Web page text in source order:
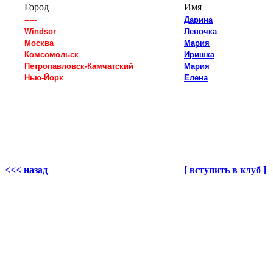
Город Имя
-----
Дарина
Windsor
Леночка
Москва
Мария
Комсомольск
Иришка
Петропавловск-Камчатский
Мария
Нью-Йорк
Елена
<<< назад [ вступить в клуб ]